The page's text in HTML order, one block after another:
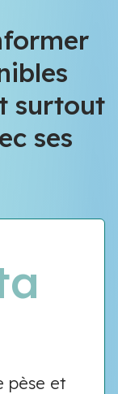
surtout
ses
pèse et